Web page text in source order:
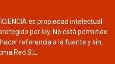
es propiedad intelectual
por ley. No está permitido
referencia a la fuente y sin
Red S.L.